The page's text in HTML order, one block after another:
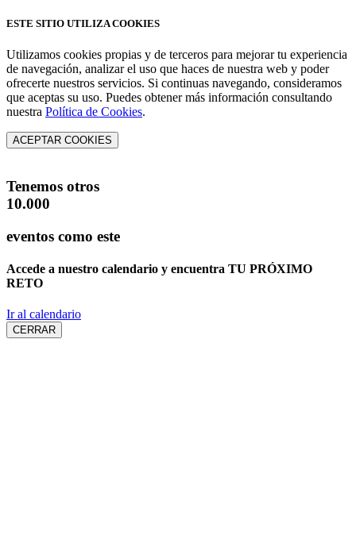
ESTE SITIO UTILIZA COOKIES
Utilizamos cookies propias y de terceros para mejorar tu experiencia
de navegación, analizar el uso que haces de nuestra web y poder
ofrecerte nuestros servicios. Si continuas navegando, consideramos
que aceptas su uso. Puedes obtener más información consultando
nuestra Política de Cookies.
ACEPTAR COOKIES
Tenemos otros
10.000
eventos como este
Accede a nuestro calendario y encuentra TU PRÓXIMO
RETO
Ir al calendario
CERRAR